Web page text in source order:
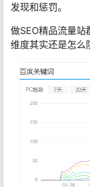
发现和惩罚。
做SEO精品流量
维度其实还是怎么